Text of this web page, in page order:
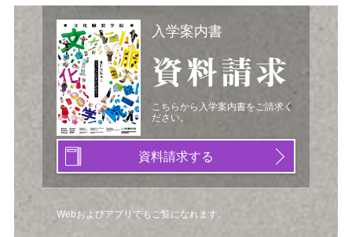
入学案内書
資料請求
こちらから入学案内書をご請求く
ださい。
資料請求する
Webおよびアプリでもご覧になれます。